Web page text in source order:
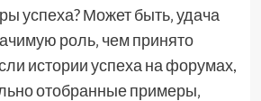
успеха? Может быть‚ удача
роль‚ чем принято
истории успеха на форумах,
отобранные примеры‚